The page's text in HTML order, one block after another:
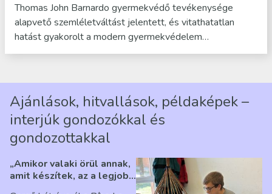
Thomas John Barnardo gyermekvédő tevékenysége
alapvető szemléletváltást jelentett, és vitathatatlan
hatást gyakorolt a modern gyermekvédelem…
Ajánlások, hitvallások, példaképek –
interjúk gondozókkal és
gondozottakkal
„Amikor valaki örül annak,
amit készítek, az a legjobb